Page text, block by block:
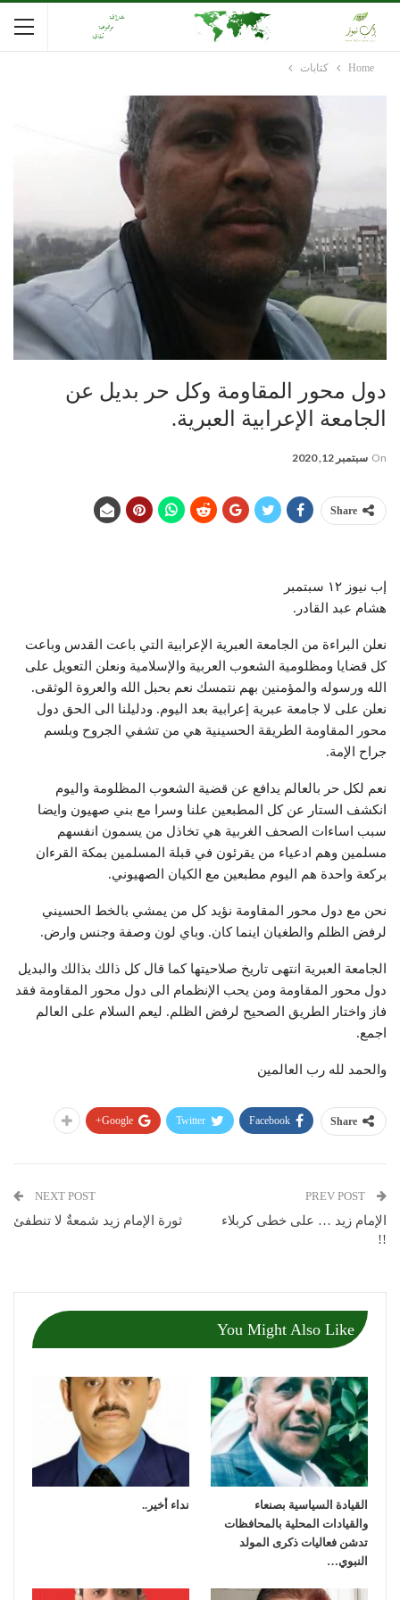
Home كتابات
دول محور المقاومة وكل حر بديل عن
الجامعة الإعرابية العبرية.
On سبتمبر 12, 2020
Share
إب نيوز ١٢ سبتمبر
هشام عبد القادر.
نعلن البراءة من الجامعة العبرية الإعرابية التي باعت القدس وباعت
كل قضايا ومظلومية الشعوب العربية والإسلامية ونعلن التعويل على
الله ورسوله والمؤمنين بهم نتمسك نعم بحبل الله والعروة الوثقى.
نعلن على لا جامعة عبرية إعرابية بعد اليوم. ودليلنا الى الحق دول
محور المقاومة الطريقة الحسينية هي من تشفي الجروح وبلسم
جراح الإمة.
نعم لكل حر بالعالم يدافع عن قضية الشعوب المظلومة واليوم
انكشف الستار عن كل المطبعين علنا وسرا مع بني صهيون وايضا
سبب اساءات الصحف الغربية هي تخاذل من يسمون انفسهم
مسلمين وهم ادعياء من يقرئون في قبلة المسلمين بمكة القرءان
بركعة واحدة هم اليوم مطبعين مع الكيان الصهيوني.
نحن مع دول محور المقاومة نؤيد كل من يمشي بالخط الحسيني
لرفض الظلم والطغيان اينما كان. وباي لون وصفة وجنس وارض.
الجامعة العبرية انتهى تاريخ صلاحيتها كما قال كل ذالك بذالك والبديل
دول محور المقاومة ومن يحب الإنظمام الى دول محور المقاومة فقد
فاز واختار الطريق الصحيح لرفض الظلم. ليعم السلام على العالم
اجمع.
والحمد لله رب العالمين
Share
Facebook
Twitter
Google+
الإمام زيد … على خطى كربلاء
!!
NEXT POST
ثورة الإمام زيد شمعةٌ لا تنطفئ
You Might Also Like
القيادة السياسية بصنعاء
والقيادات المحلية بالمحافظات
تدشن فعاليات ذكرى المولد
النبوي…
نداء أخير..